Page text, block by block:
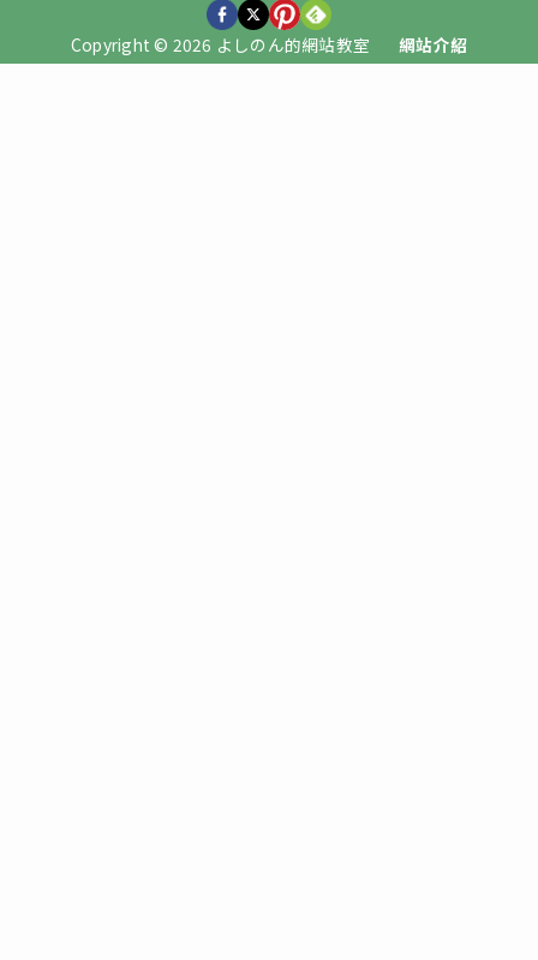
Copyright © 2026 よしのん的網站教室 網站介紹